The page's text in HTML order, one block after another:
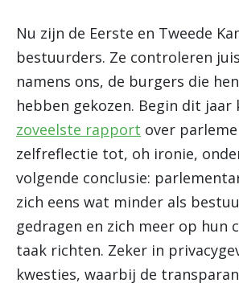
Nu zijn de Eerste en Tweede
bestuurders. Ze controleren
namens ons, de burgers die
hebben gekozen. Begin dit jaar
zoveelste rapport over
zelfreflectie tot, oh ironie,
volgende conclusie:
zich eens wat minder als
gedragen en zich meer op hun
taak richten. Zeker in
kwesties, waarbij de